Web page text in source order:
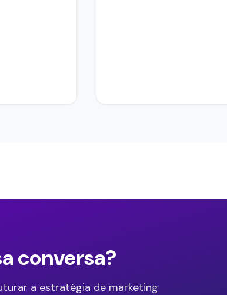
conversa?
a estratégia de marketing